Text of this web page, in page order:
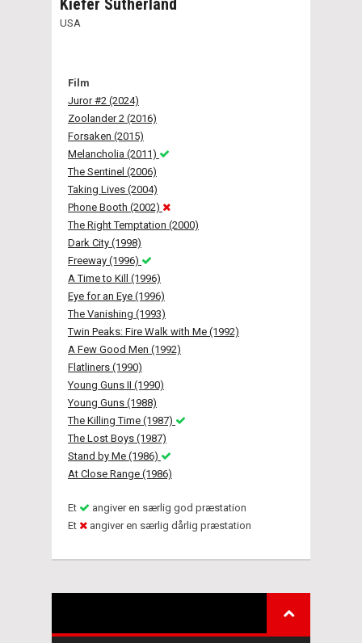
USA
Film
Juror #2 (2024)
Zoolander 2 (2016)
Forsaken (2015)
Melancholia (2011)
The Sentinel (2006)
Taking Lives (2004)
Phone Booth (2002)
The Right Temptation (2000)
Dark City (1998)
Freeway (1996)
A Time to Kill (1996)
Eye for an Eye (1996)
The Vanishing (1993)
Twin Peaks: Fire Walk with Me (1992)
A Few Good Men (1992)
Flatliners (1990)
Young Guns II (1990)
Young Guns (1988)
The Killing Time (1987)
The Lost Boys (1987)
Stand by Me (1986)
At Close Range (1986)
Et
angiver en særlig god præstation
Et
angiver en særlig dårlig præstation